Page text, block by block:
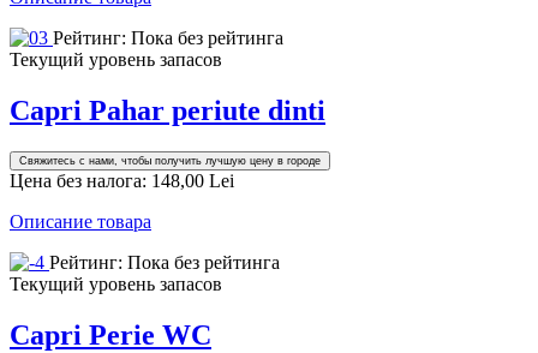
Рейтинг: Пока без рейтинга
Текущий уровень запасов
Capri Pahar periute dinti
Свяжитесь с нами, чтобы получить лучшую цену в городе
Цена без налога: 148,00 Lei
Описание товара
Рейтинг: Пока без рейтинга
Текущий уровень запасов
Capri Perie WC